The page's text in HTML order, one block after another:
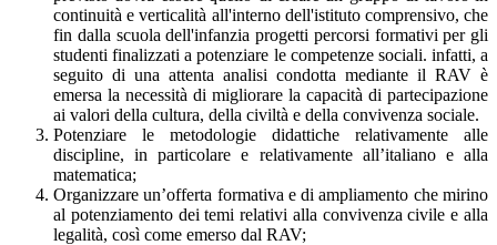
continuità e verticalità all'interno dell'istituto comprensivo, che
fin dalla scuola dell'infanzia progetti percorsi formativi per gli
studenti finalizzati a potenziare le competenze sociali. infatti, a
seguito di una attenta analisi condotta mediante il RAV è
emersa la necessità di migliorare la capacità di partecipazione
ai valori della cultura, della civiltà e della convivenza sociale.
Potenziare le metodologie didattiche relativamente alle
discipline, in particolare e relativamente all’italiano e alla
matematica;
Organizzare un’offerta formativa e di ampliamento che mirino
al potenziamento dei temi relativi alla convivenza civile e alla
legalità, così come emerso dal RAV;